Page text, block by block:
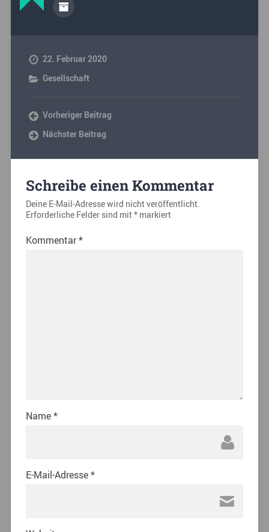
22. Februar 2020
Gesellschaft
Vorheriger Beitrag
Nächster Beitrag
Schreibe einen Kommentar
Deine E-Mail-Adresse wird nicht veröffentlicht.
Erforderliche Felder sind mit*markiert
Kommentar*
Name*
E-Mail-Adresse*